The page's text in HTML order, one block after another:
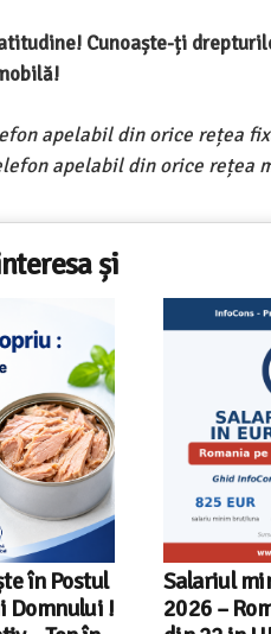
Cunoaște-ți
apelabil din orice rețea
apelabil din orice rețea
și
Europa in
locul 20
Cele mai
spalat